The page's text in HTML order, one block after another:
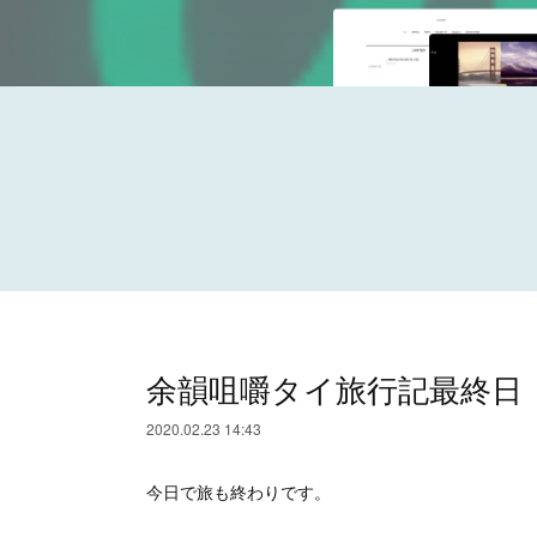
余韻咀嚼タイ旅行記最終日
2020.02.23 14:43
今日で旅も終わりです。